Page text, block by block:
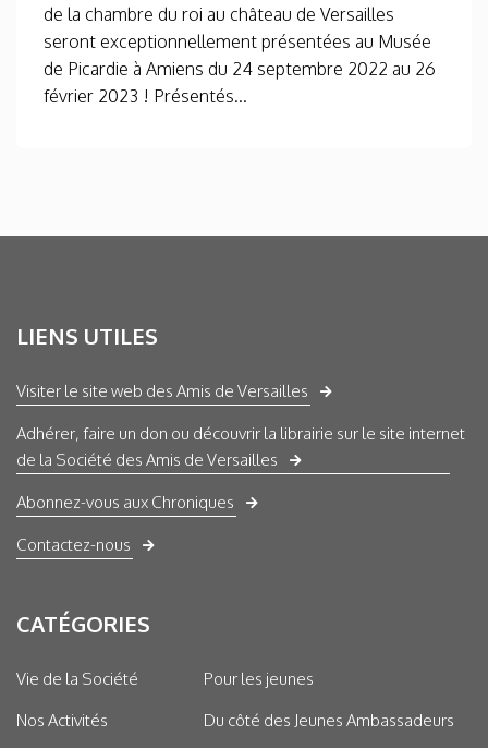
de la chambre du roi au château de Versailles
seront exceptionnellement présentées au Musée
de Picardie à Amiens du 24 septembre 2022 au 26
février 2023 ! Présentés...
LIENS UTILES
Visiter le site web des Amis de Versailles
Adhérer, faire un don ou découvrir la librairie sur le site internet
de la Société des Amis de Versailles
Abonnez-vous aux Chroniques
Contactez-nous
CATÉGORIES
Vie de la Société
Nos Activités
Pour les jeunes
Du côté des Jeunes Ambassadeurs